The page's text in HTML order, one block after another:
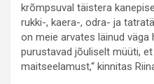
krõmpsuval täistera
rukki-, kaera-, odra- ja
on meie arvates läinud
purustavad jõuliselt müüti,
maitseelamust,“ kinnitas